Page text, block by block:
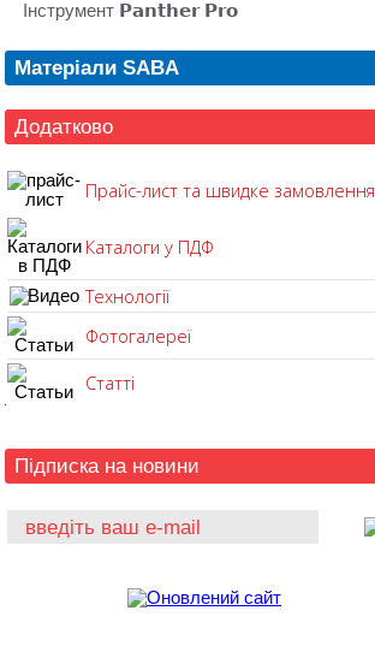
Інструмент 𝗣𝗮𝗻𝘁𝗵𝗲𝗿 𝗣𝗿𝗼
Матеріали SABA
Додатково
Прайс-лист та швидке замовлення
Каталоги у ПДФ
Технології
Фотогалереї
Статті
Підписка на новини